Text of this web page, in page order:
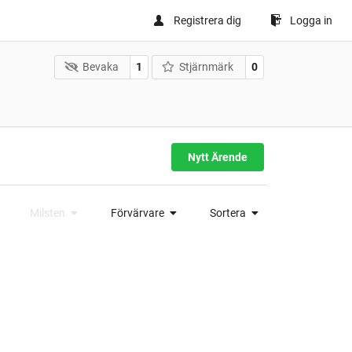
Registrera dig Logga in
Bevaka 1 Stjärnmärk 0
Nytt Ärende
Milsten Förvärvare Sortera